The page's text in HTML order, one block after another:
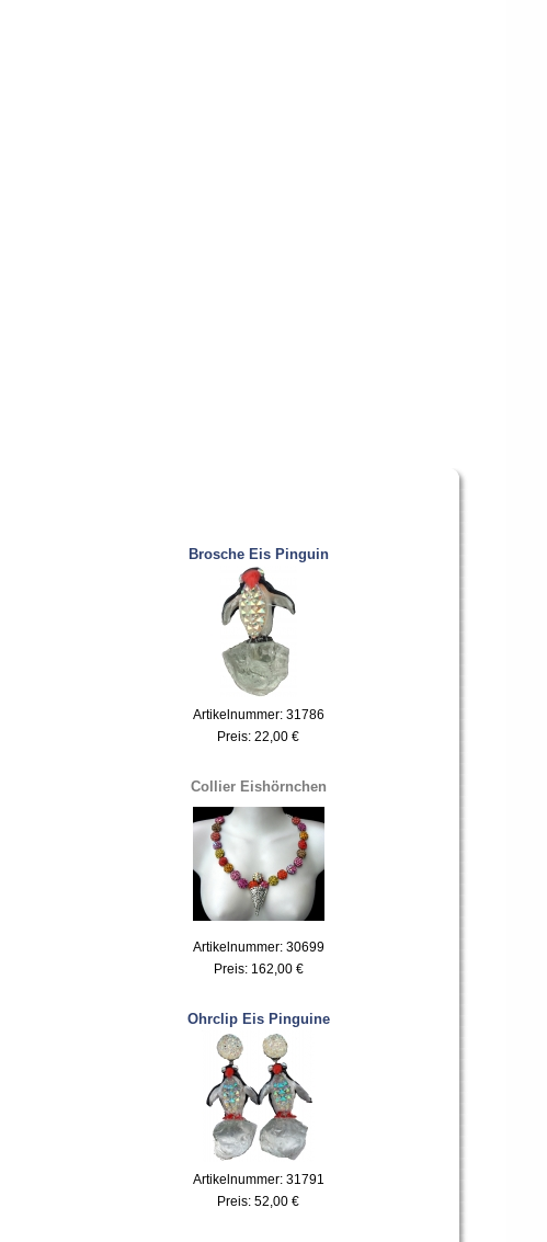
Brosche Eis Pinguin
Artikelnummer: 31786
Preis: 22,00 €
Collier Eishörnchen
Artikelnummer: 30699
Preis: 162,00 €
Ohrclip Eis Pinguine
Artikelnummer: 31791
Preis: 52,00 €